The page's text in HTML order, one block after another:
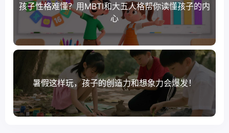
孩子性格难懂？用MBTI和大五人格帮你读懂孩子的内
心
暑假这样玩，孩子的创造力和想象力会爆发！